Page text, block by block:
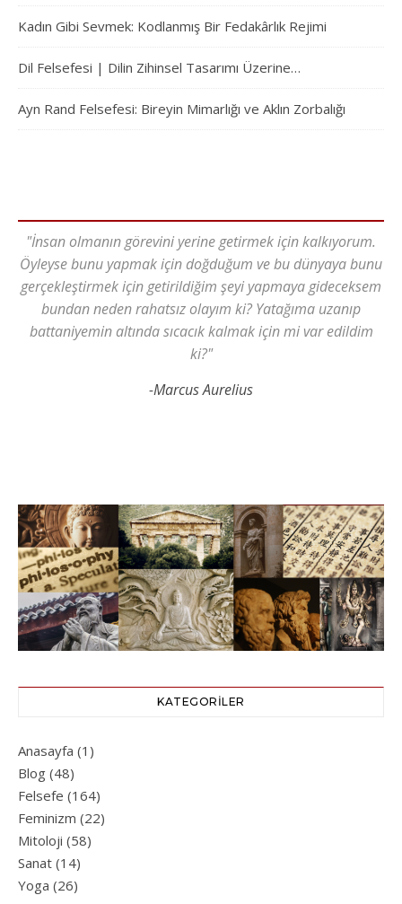
Kadın Gibi Sevmek: Kodlanmış Bir Fedakârlık Rejimi
Dil Felsefesi | Dilin Zihinsel Tasarımı Üzerine…
Ayn Rand Felsefesi: Bireyin Mimarlığı ve Aklın Zorbalığı
"İnsan olmanın görevini yerine getirmek için kalkıyorum.
Öyleyse bunu yapmak için doğduğum ve bu dünyaya bunu
gerçekleştirmek için getirildiğim şeyi yapmaya gideceksem
bundan neden rahatsız olayım ki? Yatağıma uzanıp
battaniyemin altında sıcacık kalmak için mi var edildim
ki?"
-Marcus Aurelius
KATEGORILER
Anasayfa (1)
Blog (48)
Felsefe (164)
Feminizm (22)
Mitoloji (58)
Sanat (14)
Yoga (26)